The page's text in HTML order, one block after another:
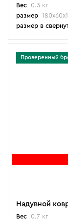
Вес
0.3 кг
размер
180х60х1
размер в
Проверенный
Надувной
Вес 0.7 кг